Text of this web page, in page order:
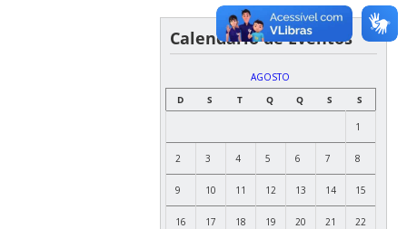
Calendário de Eventos
AGOSTO
D
S T Q Q S S
1
2 3 4 5 6 7 8
9 10 11 12 13 14 15
16 17 18 19 20 21 22